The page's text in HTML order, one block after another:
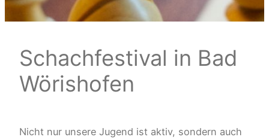
Schachfestival in Bad
Wörishofen
Nicht nur unsere Jugend ist aktiv, sondern auch